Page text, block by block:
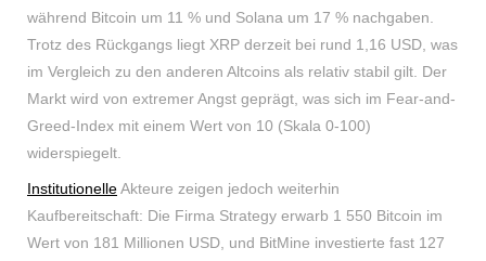
während Bitcoin um 11 % und Solana um 17 % nachgaben.
Trotz des Rückgangs liegt XRP derzeit bei rund 1,16 USD, was
im Vergleich zu den anderen Altcoins als relativ stabil gilt. Der
Markt wird von extremer Angst geprägt, was sich im Fear-and-
Greed-Index mit einem Wert von 10 (Skala 0-100)
widerspiegelt.
InstitutionelleAkteure zeigen jedoch weiterhin
Kaufbereitschaft: Die Firma Strategy erwarb 1 550 Bitcoin im
Wert von 181 Millionen USD, und BitMine investierte fast 127